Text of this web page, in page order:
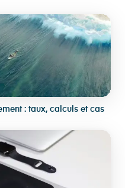
: taux, calculs et cas